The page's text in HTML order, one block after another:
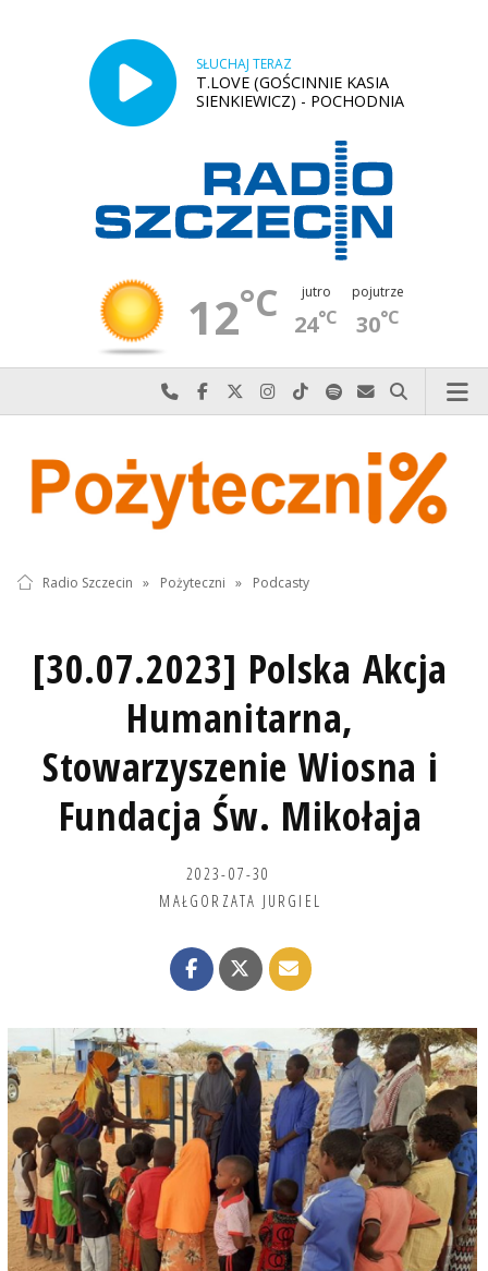
SŁUCHAJ TERAZ
T.LOVE (GOŚCINNIE KASIA
SIENKIEWICZ) - POCHODNIA
12°C jutro
24°C
pojutrze
30°C
Najlepiej po prostu do nas zadzwoń
Odwiedź nas na Facebook-u
Odwiedź nas na X
Odwiedź nas na Instagram-ie
Odwiedź nas na TikTok-u
Szukaj nas na Spotify
Wyślij do nas
Szukaj
Radio Szczecin » Pożyteczni » Podcasty
[30.07.2023] Polska Akcja
Humanitarna,
Stowarzyszenie Wiosna i
Fundacja Św. Mikołaja
2023-07-30
MAŁGORZATA JURGIEL